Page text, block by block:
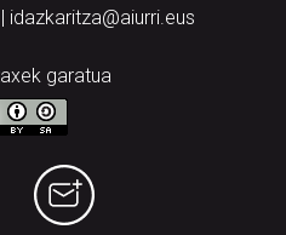
idazkaritza@aiurri.eus
garatua